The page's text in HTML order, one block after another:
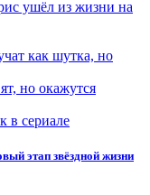
ушёл из жизни на
но окажутся
этап звёздной жизни